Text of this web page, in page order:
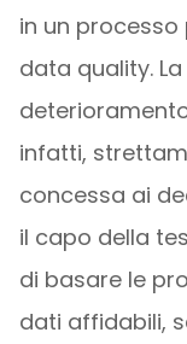
in un
data quality.
infatti,
concessa ai
il capo della
di basare le
dati affidabili,